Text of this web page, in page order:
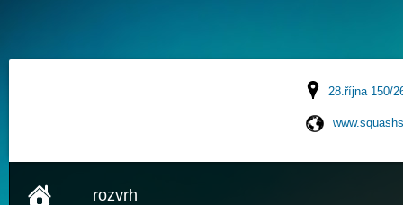
28.října 150/
rozvrh